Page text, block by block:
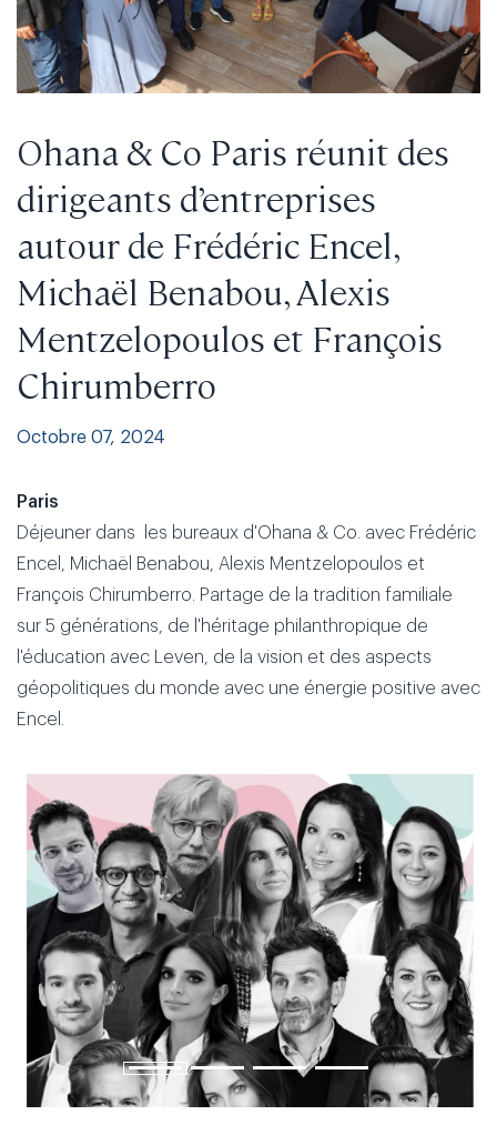
Ohana & Co Paris réunit des
dirigeants d’entreprises
autour de Frédéric Encel,
Michaël Benabou, Alexis
Mentzelopoulos et François
Chirumberro
Octobre 07, 2024
Paris
Déjeuner dans les bureaux d'Ohana & Co. avec Frédéric
Encel, Michaël Benabou, Alexis Mentzelopoulos et
François Chirumberro. Partage de la tradition familiale
sur 5 générations, de l'héritage philanthropique de
l'éducation avec Leven, de la vision et des aspects
géopolitiques du monde avec une énergie positive avec
Encel.